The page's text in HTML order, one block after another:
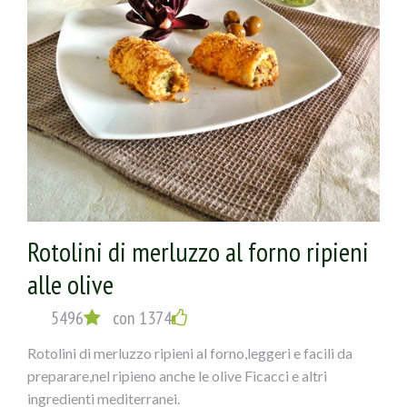
Rotolini di merluzzo al forno ripieni
alle olive
5496 con 1374
Rotolini di merluzzo ripieni al forno,leggeri e facili da
preparare,nel ripieno anche le olive Ficacci e altri
ingredienti mediterranei.